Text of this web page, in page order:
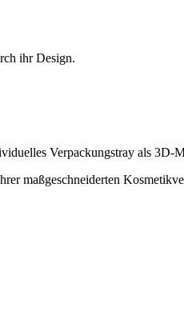
ihr Design.
Verpackungstray als
maßgeschneiderten